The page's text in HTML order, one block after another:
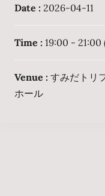
Date : 2026-04-11
Time : 19:00 - 21:00
Venue : すみだトリ
ホール